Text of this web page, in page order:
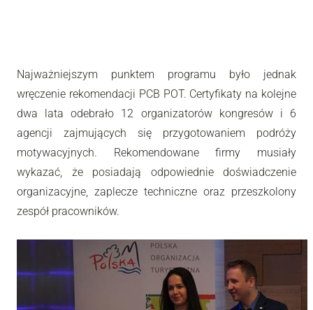
Najważniejszym punktem programu było jednak
wręczenie rekomendacji PCB POT. Certyfikaty na kolejne
dwa lata odebrało 12 organizatorów kongresów i 6
agencji zajmujących się przygotowaniem podróży
motywacyjnych. Rekomendowane firmy musiały
wykazać, że posiadają odpowiednie doświadczenie
organizacyjne, zaplecze techniczne oraz przeszkolony
zespół pracowników.